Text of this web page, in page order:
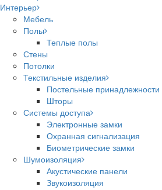
Интерьер
Мебель
Полы
Теплые полы
Стены
Потолки
Текстильные изделия
Постельные принадлежности
Шторы
Системы доступа
Электронные замки
Охранная сигнализация
Биометрические замки
Шумоизоляция
Акустические панели
Звукоизоляция